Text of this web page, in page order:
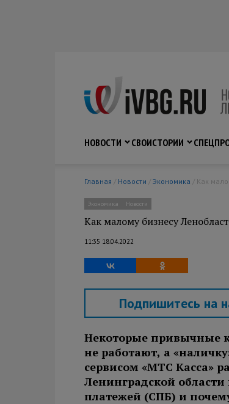
НОВОСТИ
СВОИСТОРИИ
Главная / Новости / Экономика / Как
Экономика Новости
Как малому бизнесу
11:35 18.04.2022
Подпишитесь на
Некоторые привычные
не работают, а
сервисом «МТС Касса»
Ленинградской
платежей (СПБ) и